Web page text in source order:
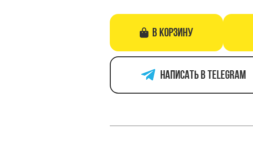
В корзину
Написать в telegram